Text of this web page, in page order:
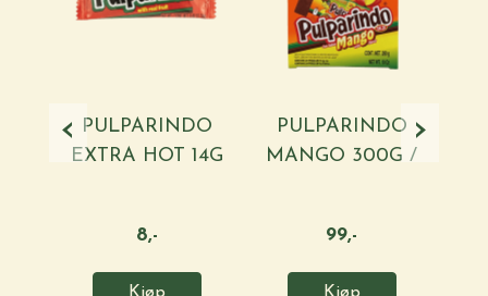
PULPARINDO
EXTRA HOT 14G
8,-
PULPARINDO
MANGO 300G /
99,-
‹ ›